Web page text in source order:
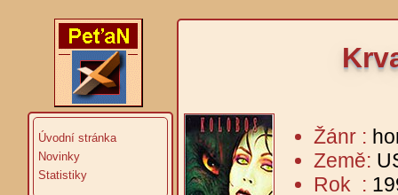
Úvodní stránka
Novinky
Statistiky
Žánr :
Země:
Rok :